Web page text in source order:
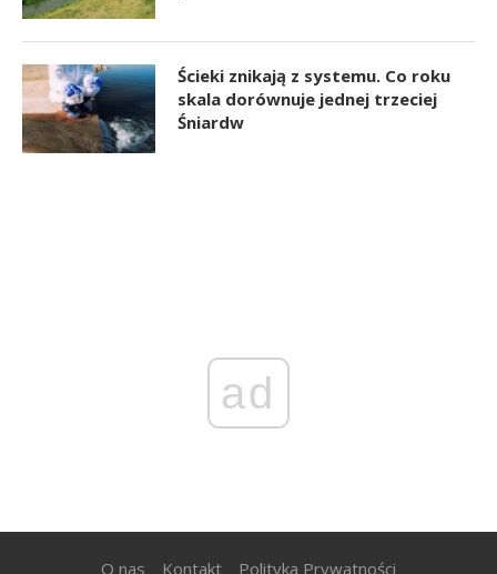
Ścieki znikają z systemu. Co roku
skala dorównuje jednej trzeciej
Śniardw
ad
O nas Kontakt Polityka Prywatności